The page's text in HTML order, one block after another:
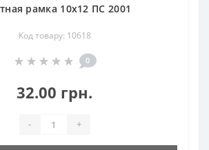
рамка 10х12 ПС 2001
Код товару: 10618
0
32.00 грн.
- +